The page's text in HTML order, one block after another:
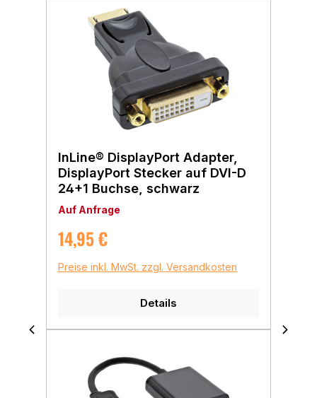
InLine® DisplayPort Adapter,
DisplayPort Stecker auf DVI-D
24+1 Buchse, schwarz
Auf Anfrage
Regulärer Preis:
14,95 €
Preise inkl. MwSt. zzgl. Versandkosten
Details